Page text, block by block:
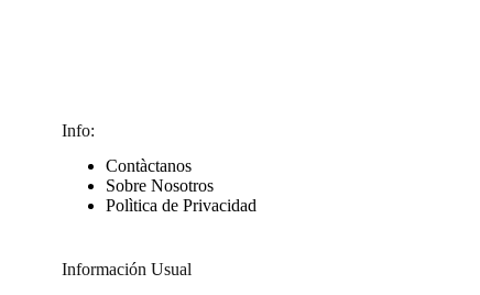
Info:
Contàctanos
Sobre Nosotros
Polìtica de Privacidad
Información Usual